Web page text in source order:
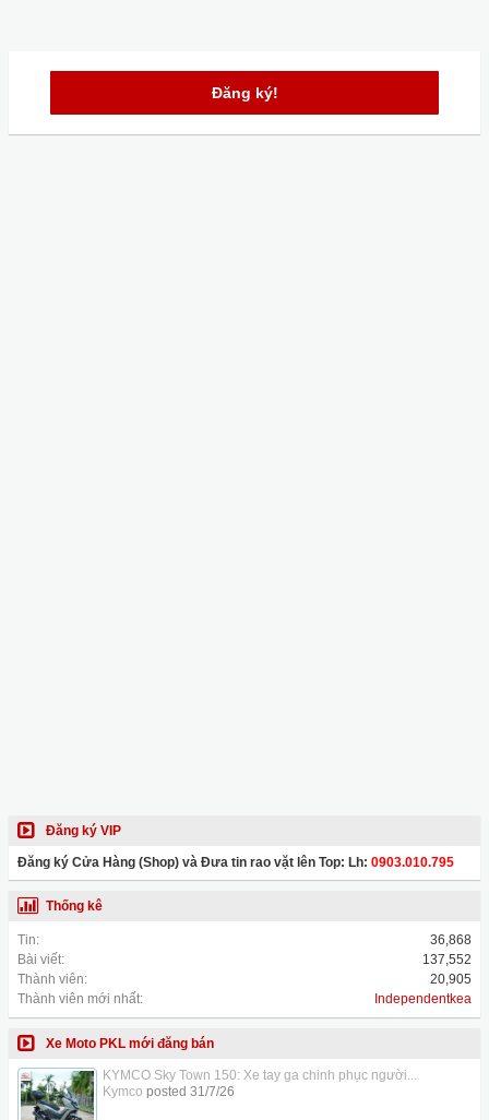
Đăng ký!
Đăng ký VIP
Đăng ký Cửa Hàng (Shop) và Đưa tin rao vặt lên Top: Lh: 0903.010.795
Thống kê
Tin:
36,868
Bài viết:
137,552
Thành viên:
20,905
Thành viên mới nhất:
Independentkea
Xe Moto PKL mới đăng bán
KYMCO Sky Town 150: Xe tay ga chinh phục người...
Kymco posted 31/7/26